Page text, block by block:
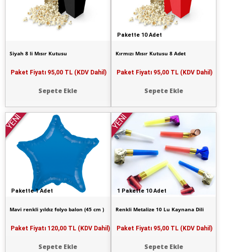
Siyah 8 li Mısır Kutusu
Paket Fiyatı 95,00 TL (KDV Dahil)
Sepete Ekle
Pakette 10 Adet
Kırmızı Mısır Kutusu 8 Adet
Paket Fiyatı 95,00 TL (KDV Dahil)
Sepete Ekle
Pakette 1 Adet
YENİ
Mavi renkli yıldız folyo balon (45 cm )
Paket Fiyatı 120,00 TL (KDV Dahil)
Sepete Ekle
1 Pakette 10 Adet
YENİ
Renkli Metalize 10 Lu Kaynana Dili
Paket Fiyatı 95,00 TL (KDV Dahil)
Sepete Ekle